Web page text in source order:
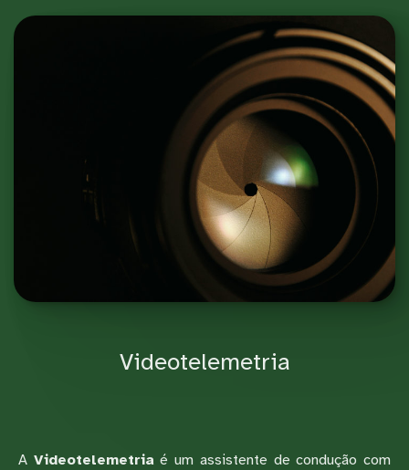
Videotelemetria
A Videotelemetriaé um assistente de condução com